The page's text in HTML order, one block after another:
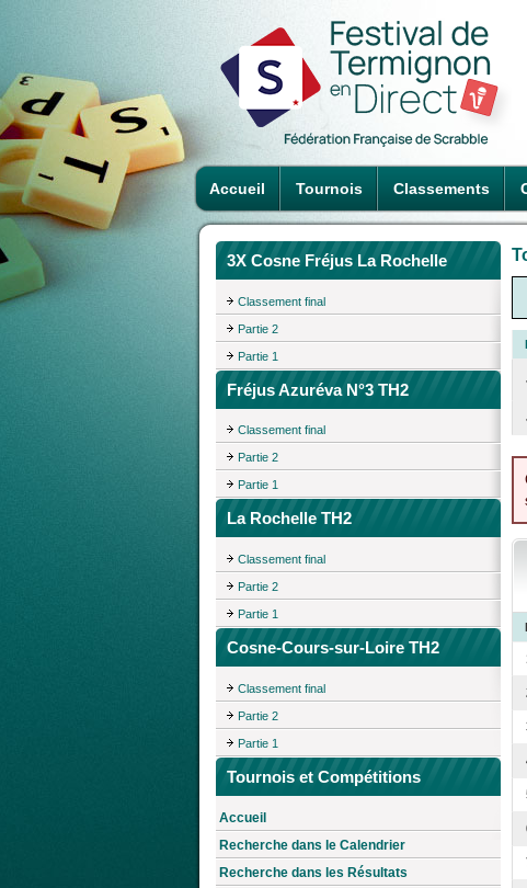
Accueil Tournois Classements
3X Cosne Fréjus La Rochelle
Classement final
Partie 2
Partie 1
Fréjus Azuréva N°3 TH2
Classement final
Partie 2
Partie 1
La Rochelle TH2
Classement final
Partie 2
Partie 1
Cosne-Cours-sur-Loire TH2
Classement final
Partie 2
Partie 1
Tournois et Compétitions
Accueil
Recherche dans le Calendrier
Recherche dans les Résultats